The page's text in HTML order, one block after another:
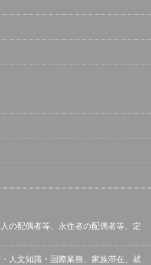
の配偶者等、永住者の配偶者等、定
人文知識・国際業務、家族滞在、就